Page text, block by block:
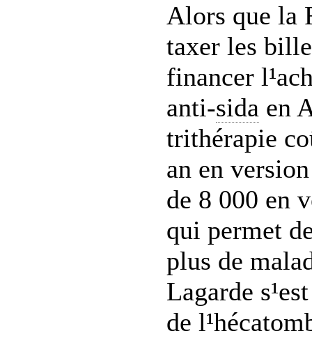
Alors que la
taxer les
financer
anti-sida en
trithérapie
an en
de 8 000 en
qui permet
plus de
Lagarde
de